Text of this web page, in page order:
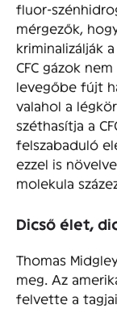
fluor-
mérgezők,
kriminalizálják
CFC gázok
levegőbe fújt
valahol a
széthasítja a
felszabaduló
ezzel is
molekula
Dicső élet,
Thomas
meg. Az
felvette a